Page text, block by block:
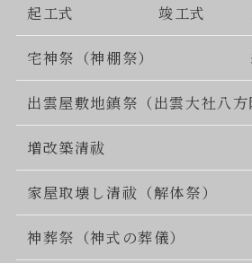
起工式 竣工式
宅神祭（神棚祭）
出雲屋敷地鎮祭（出雲大社八方
増改築清祓
家屋取壊し清祓（解体祭）
神葬祭（神式の葬儀）